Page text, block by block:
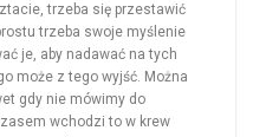
trzeba się przestawić
trzeba swoje myślenie
je, aby nadawać na tych
może z tego wyjść. Można
gdy nie mówimy do
wchodzi to w krew